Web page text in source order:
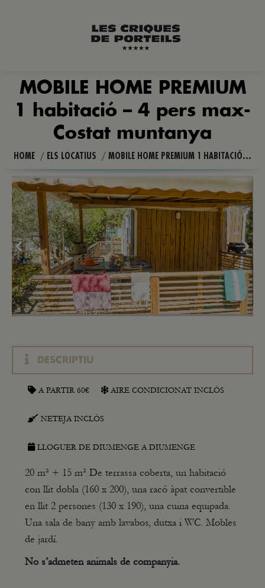
MOBILE HOME PREMIUM
1 habitació – 4 pers max-
Costat muntanya
You are here:
HOME ELS LOCATIUS MOBILE HOME PREMIUM 1 HABITACIÓ…
DESCRIPTIU
A PARTIR 60€ AIRE CONDICIONAT INCLÒS
NETEJA INCLÒS
LLOGUER DE DIUMENGE A DIUMENGE
20 m² + 15 m² De terrassa coberta, un habitació
con llit dobla (160 x 200), una racó àpat convertible
en llit 2 persones (130 x 190), una cuina equipada.
Una sala de bany amb lavabos, dutxa i WC. Mobles
de jardí.
No s’admeten animals de companyia.